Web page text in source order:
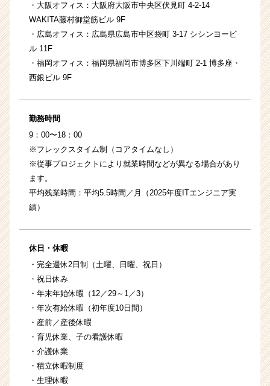
・大阪オフィス：大阪府大阪市中央区伏見町 4-2-14
WAKITA藤村御堂筋ビル 9F
・広島オフィス：広島県広島市中区袋町 3-17 シシンヨービ
ル 11F
・福岡オフィス：福岡県福岡市博多区下川端町 2-1 博多座・
西銀ビル 9F
勤務時間
9：00〜18：00
※フレックスタイム制（コアタイムなし）
※従事プロジェクトにより就業時間などが異なる場合があり
ます。
平均残業時間：平均5.5時間／月（2025年度ITエンジニア実
績）
休日・休暇
・完全週休2日制（土曜、日曜、祝日）
・祝日休み
・年末年始休暇（12／29～1／3）
・年次有給休暇（初年度10日間）
・産前／産後休暇
・育児休業、子の看護休暇
・介護休業
・積立休暇制度
・生理休暇